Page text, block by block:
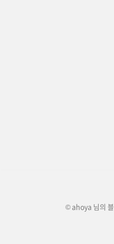
© ahoya 님의